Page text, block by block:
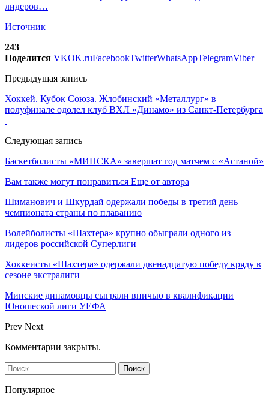
лидеров…
Источник
243
Поделится VKOK.ruFacebookTwitterWhatsAppTelegramViber
Предыдущая запись
Хоккей. Кубок Союза. Жлобинский «Металлург» в
полуфинале одолел клуб ВХЛ «Динамо» из Санкт-Петербурга
Следующая запись
Баскетболисты «МИНСКА» завершат год матчем с «Астаной»
Вам также могут понравиться Еще от автора
Шиманович и Шкурдай одержали победы в третий день
чемпионата страны по плаванию
Волейболисты «Шахтера» крупно обыграли одного из
лидеров российской Суперлиги
Хоккеисты «Шахтера» одержали двенадцатую победу кряду в
сезоне экстралиги
Минские динамовцы сыграли вничью в квалификации
Юношеской лиги УЕФА
Prev Next
Комментарии закрыты.
Популярное